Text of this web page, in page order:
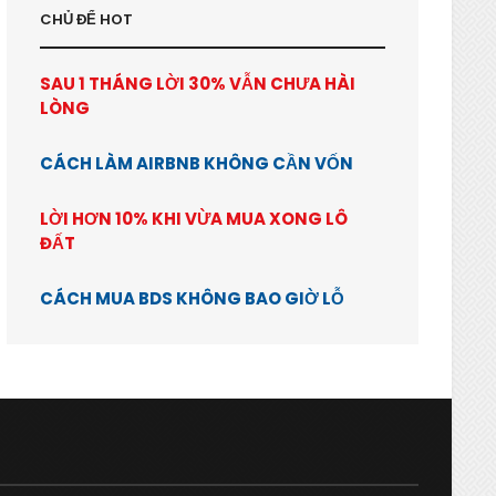
CHỦ ĐỂ HOT
SAU 1 THÁNG LỜI 30% VẪN CHƯA HÀI
LÒNG
CÁCH LÀM AIRBNB KHÔNG CẦN VỐN
LỜI HƠN 10% KHI VỪA MUA XONG LÔ
ĐẤT
CÁCH MUA BDS KHÔNG BAO GIỜ LỖ